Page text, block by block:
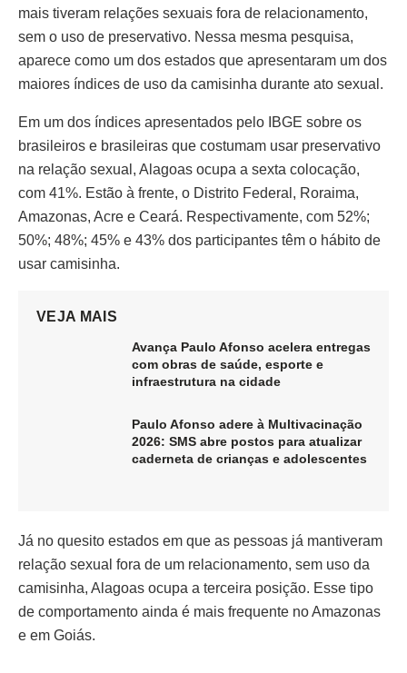
mais tiveram relações sexuais fora de relacionamento,
sem o uso de preservativo. Nessa mesma pesquisa,
aparece como um dos estados que apresentaram um dos
maiores índices de uso da camisinha durante ato sexual.
Em um dos índices apresentados pelo IBGE sobre os
brasileiros e brasileiras que costumam usar preservativo
na relação sexual, Alagoas ocupa a sexta colocação,
com 41%. Estão à frente, o Distrito Federal, Roraima,
Amazonas, Acre e Ceará. Respectivamente, com 52%;
50%; 48%; 45% e 43% dos participantes têm o hábito de
usar camisinha.
VEJA MAIS
Avança Paulo Afonso acelera entregas
com obras de saúde, esporte e
infraestrutura na cidade
Paulo Afonso adere à Multivacinação
2026: SMS abre postos para atualizar
caderneta de crianças e adolescentes
Já no quesito estados em que as pessoas já mantiveram
relação sexual fora de um relacionamento, sem uso da
camisinha, Alagoas ocupa a terceira posição. Esse tipo
de comportamento ainda é mais frequente no Amazonas
e em Goiás.